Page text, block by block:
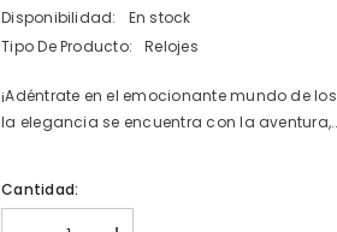
Disponibilidad:
En stock
Tipo De Producto:
Relojes
¡Adéntrate en el emocionante mundo de los
la elegancia se encuentra con la
Cantidad: